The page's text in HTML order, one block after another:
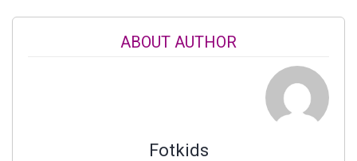
ABOUT AUTHOR
Fotkids